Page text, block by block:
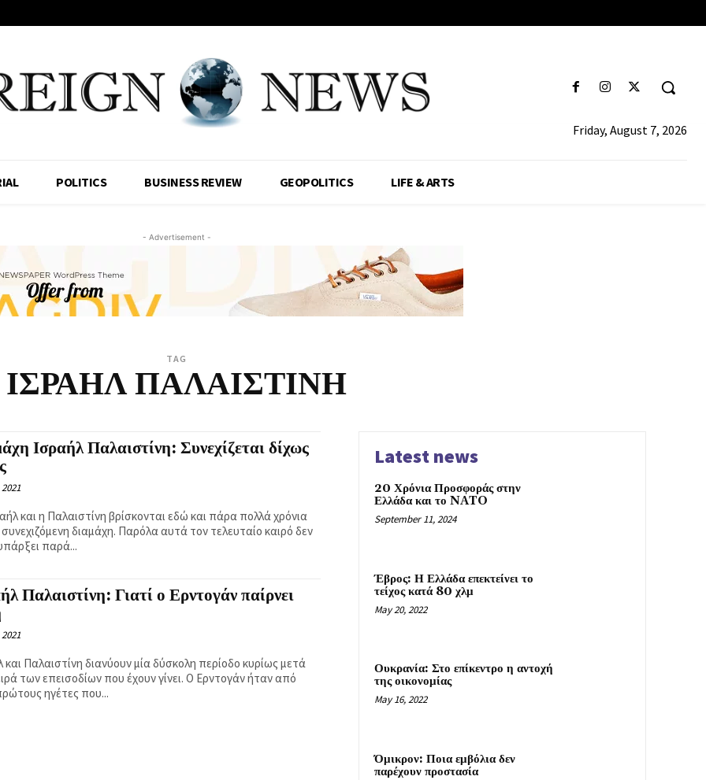
Friday, August 7, 2026
POLITICS BUSINESS REVIEW GEOPOLITICS LIFE & ARTS
- Advertisement -
TAG
ΙΣΡΑΗΛ ΠΑΛΑΙΣΤΙΝΗ
Ισραήλ Παλαιστίνη: Συνεχίζεται δίχως
και η Παλαιστίνη βρίσκονται εδώ και πάρα πολλά χρόνια
συνεχιζόμενη διαμάχη. Παρόλα αυτά τον τελευταίο καιρό δεν
παρά...
Παλαιστίνη: Γιατί ο Ερντογάν παίρνει
και Παλαιστίνη διανύουν μία δύσκολη περίοδο κυρίως μετά
των επεισοδίων που έχουν γίνει. Ο Ερντογάν ήταν από
ηγέτες που...
Latest news
20 Χρόνια Προσφοράς στην
Ελλάδα και το NATO
September 11, 2024
Έβρος: Η Ελλάδα επεκτείνει το
τείχος κατά 80 χλμ
May 20, 2022
Ουκρανία: Στο επίκεντρο η αντοχή
της οικονομίας
May 16, 2022
Όμικρον: Ποια εμβόλια δεν
παρέχουν προστασία